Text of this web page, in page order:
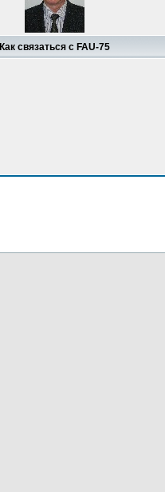
Как связаться с FAU-75